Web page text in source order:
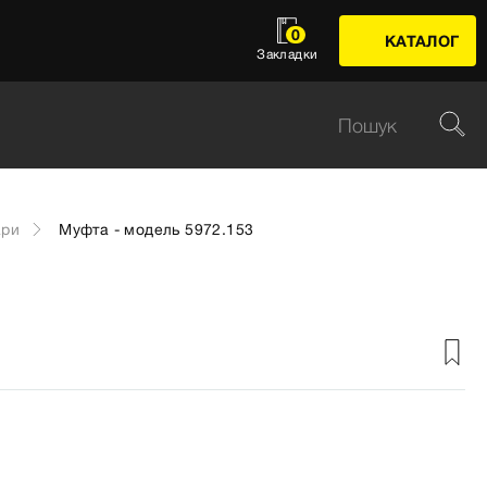
0
Закладки
КАТАЛОГ
Муфта - модель 5972.153